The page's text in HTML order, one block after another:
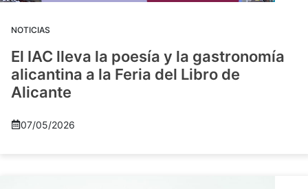
NOTICIAS
El IAC lleva la poesía y la gastronomía
alicantina a la Feria del Libro de
Alicante
07/05/2026